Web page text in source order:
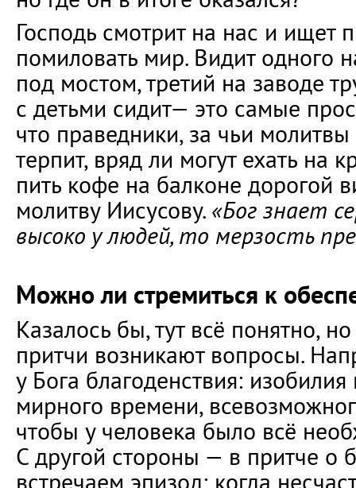
Господь смотрит на нас и ищет
помиловать мир. Видит одного
под мостом, третий на заводе
с детьми сидит— это самые
что праведники, за чьи
терпит, вряд ли могут ехать на
пить кофе на балконе дорогой
молитву Иисусову. «Бог знает
высоко у людей, то мерзость
Можно ли стремиться к
Казалось бы, тут всё понятно,
притчи возникают вопросы.
у Бога благоденствия:
мирного времени,
чтобы у человека было всё
С другой стороны — в притче о
встречаем эпизод: когда